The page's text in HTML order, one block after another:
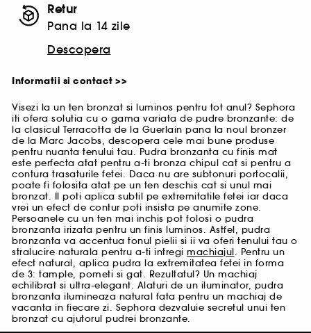
Retur
Pana la 14 zile
Descopera
Informatii si contact >>
Visezi la un ten bronzat si luminos pentru tot anul? Sephora
iti ofera solutia cu o gama variata de pudre bronzante: de
la clasicul Terracotta de la Guerlain pana la noul bronzer
de la Marc Jacobs, descopera cele mai bune produse
pentru nuanta tenului tau. Pudra bronzanta cu finis mat
este perfecta atat pentru a-ti bronza chipul cat si pentru a
contura trasaturile fetei. Daca nu are subtonuri portocalii,
poate fi folosita atat pe un ten deschis cat si unul mai
bronzat. Il poti aplica subtil pe extremitatile fetei iar daca
vrei un efect de contur poti insista pe anumite zone.
Persoanele cu un ten mai inchis pot folosi o pudra
bronzanta irizata pentru un finis luminos. Astfel, pudra
bronzanta va accentua tonul pielii si ii va oferi tenului tau o
stralucire naturala pentru a-ti intregi machiajul. Pentru un
efect natural, aplica pudra la extremitatea fetei in forma
de 3: tample, pometi si gat. Rezultatul? Un machiaj
echilibrat si ultra-elegant. Alaturi de un iluminator, pudra
bronzanta ilumineaza natural fata pentru un machiaj de
vacanta in fiecare zi. Sephora dezvaluie secretul unui ten
bronzat cu ajutorul pudrei bronzante.